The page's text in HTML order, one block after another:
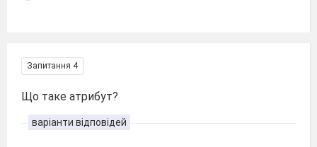
Запитання 4
Що таке атрибут?
варіанти відповідей